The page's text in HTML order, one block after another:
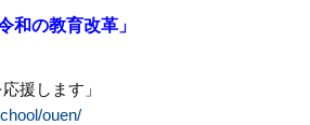
和の教育改革」
応援します」
ouen/